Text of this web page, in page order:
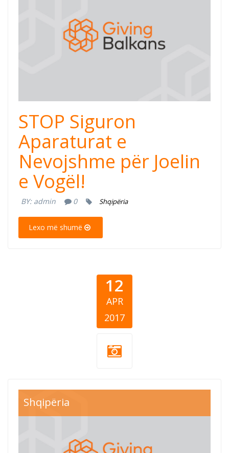
STOP Siguron
Aparaturat e
Nevojshme për Joelin
e Vogël!
BY: admin 0 Shqipëria
Lexo më shumë
12
APR
2017
Shqipëria